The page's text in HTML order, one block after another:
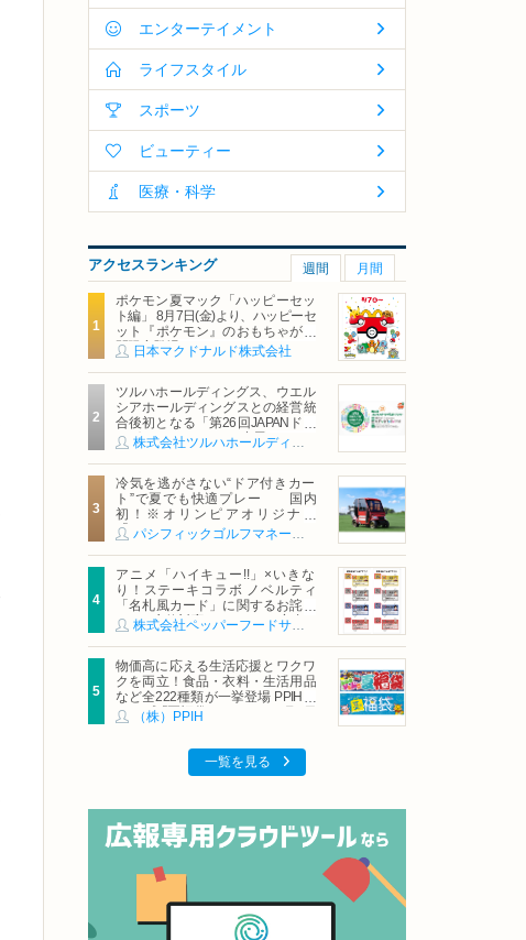
エンターテイメント
ライフスタイル
スポーツ
ビューティー
医療・科学
アクセスランキング 週間 月間
ポケモン夏マック「ハッピーセッ
ト編」 8月7日(金)より、ハッピーセ
ット『ポケモン』のおもちゃが期
間限定登場
日本マクドナルド株式会社
ツルハホールディングス、ウエル
シアホールディングスとの経営統
合後初となる「第26回JAPANドラ
ッグストアショー」に出展
冷気を逃がさない“ドア付きカー
ト”で夏でも快適プレー 国内
初！※オリンピアオリジナル
「AirCon Cart（エアコンカー
ト）」導入 | ＰＧＭ
アニメ「ハイキュー!!」×いきな
り！ステーキコラボ ノベルティ
「名札風カード」に関するお詫び
および交換対応についてのご案内
物価高に応える生活応援とワクワ
クを両立！食品・衣料・生活用品
など全222種類が一挙登場 PPIHグ
ループ「夏福袋」＆セール 8月6日
(木)より順次スタート
（株）PPIH
一覧を見る